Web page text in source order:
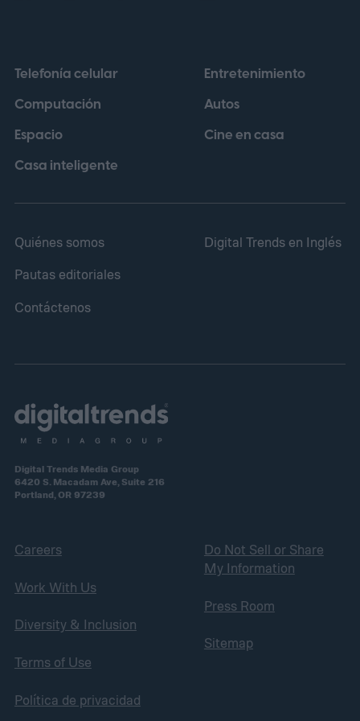
Telefonía celular
Computación
Espacio
Casa inteligente
Entretenimiento
Autos
Cine en casa
Quiénes somos
Pautas editoriales
Contáctenos
Digital Trends en Inglés
Digital Trends Media Group
6420 S. Macadam Ave, Suite 216
Portland, OR 97239
Careers
Work With Us
Diversity & Inclusion
Terms of Use
Política de privacidad
Do Not Sell or Share
My Information
Press Room
Sitemap